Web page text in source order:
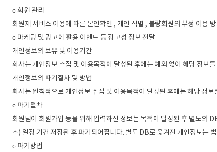
ο 회원 관리
회원제 서비스 이용에 따른 본인확인 , 개인 식별 , 불량회원의 부정 이용
ο 마케팅 및 광고에 활용 이벤트 등 광고성 정보 전달
개인정보의 보유 및 이용기간
회사는 개인정보 수집 및 이용목적이 달성된 후에는 예외 없이 해당 정보
개인정보의 파기절차 및 방법
회사는 원칙적으로 개인정보 수집 및 이용목적이 달성된 후에는 해당 정
ο 파기절차
회원님이 회원가입 등을 위해 입력하신 정보는 목적이 달성된 후 별도의
조) 일정 기간 저장된 후 파기되어집니다. 별도 DB로 옮겨진 개인정보는
ο 파기방법